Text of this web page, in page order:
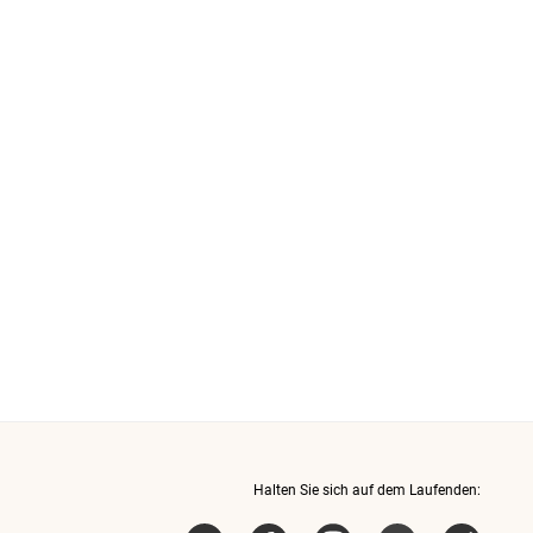
Halten Sie sich auf dem Laufenden: